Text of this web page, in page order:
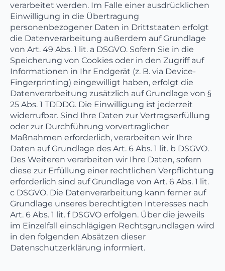
verarbeitet werden. Im Falle einer ausdrücklichen
Einwilligung in die Übertragung
personenbezogener Daten in Drittstaaten erfolgt
die Datenverarbeitung außerdem auf Grundlage
von Art. 49 Abs. 1 lit. a DSGVO. Sofern Sie in die
Speicherung von Cookies oder in den Zugriff auf
Informationen in Ihr Endgerät (z. B. via Device-
Fingerprinting) eingewilligt haben, erfolgt die
Datenverarbeitung zusätzlich auf Grundlage von §
25 Abs. 1 TDDDG. Die Einwilligung ist jederzeit
widerrufbar. Sind Ihre Daten zur Vertragserfüllung
oder zur Durchführung vorvertraglicher
Maßnahmen erforderlich, verarbeiten wir Ihre
Daten auf Grundlage des Art. 6 Abs. 1 lit. b DSGVO.
Des Weiteren verarbeiten wir Ihre Daten, sofern
diese zur Erfüllung einer rechtlichen Verpflichtung
erforderlich sind auf Grundlage von Art. 6 Abs. 1 lit.
c DSGVO. Die Datenverarbeitung kann ferner auf
Grundlage unseres berechtigten Interesses nach
Art. 6 Abs. 1 lit. f DSGVO erfolgen. Über die jeweils
im Einzelfall einschlägigen Rechtsgrundlagen wird
in den folgenden Absätzen dieser
Datenschutzerklärung informiert.